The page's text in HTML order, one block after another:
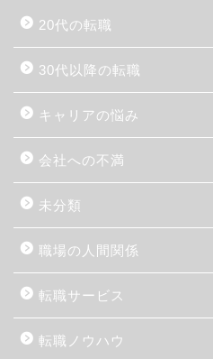
20代の転職
30代以降の転職
キャリアの悩み
会社への不満
未分類
職場の人間関係
転職サービス
転職ノウハウ